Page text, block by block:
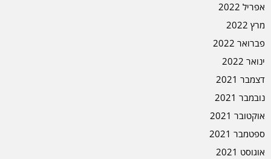
אפריל 2022
מרץ 2022
פברואר 2022
ינואר 2022
דצמבר 2021
נובמבר 2021
אוקטובר 2021
ספטמבר 2021
אוגוסט 2021